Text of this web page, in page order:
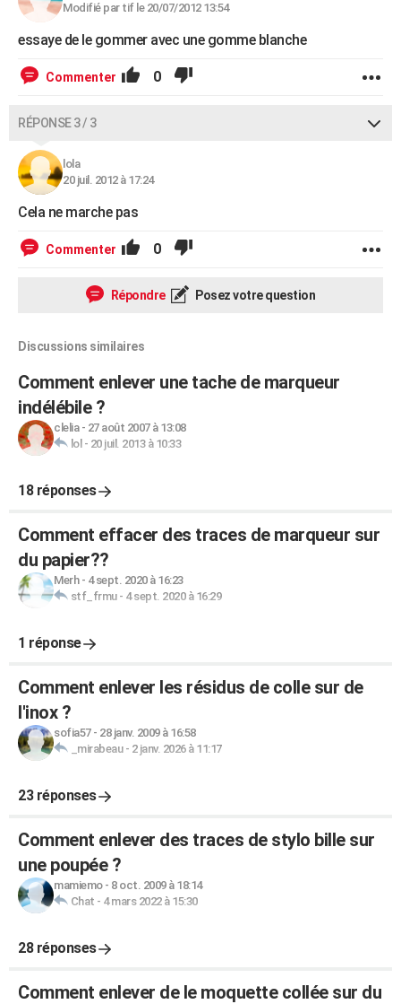
Modifié par tif le 20/07/2012 13:54
essaye de le gommer avec une gomme blanche
Commenter 0
RÉPONSE 3 / 3
lola
20 juil. 2012 à 17:24
Cela ne marche pas
Commenter 0
Répondre Posez votre question
Discussions similaires
Comment enlever une tache de marqueur
indélébile ?
clelia- 27 août 2007 à 13:08
lol - 20 juil. 2013 à 10:33
18 réponses
Comment effacer des traces de marqueur sur
du papier??
Merh- 4 sept. 2020 à 16:23
stf_frmu- 4 sept. 2020 à 16:29
1 réponse
Comment enlever les résidus de colle sur de
l'inox ?
sofia57- 28 janv. 2009 à 16:58
_mirabeau- 2 janv. 2026 à 11:17
23 réponses
Comment enlever des traces de stylo bille sur
une poupée ?
mamiemo- 8 oct. 2009 à 18:14
Chat - 4 mars 2022 à 15:30
28 réponses
Comment enlever de le moquette collée sur du